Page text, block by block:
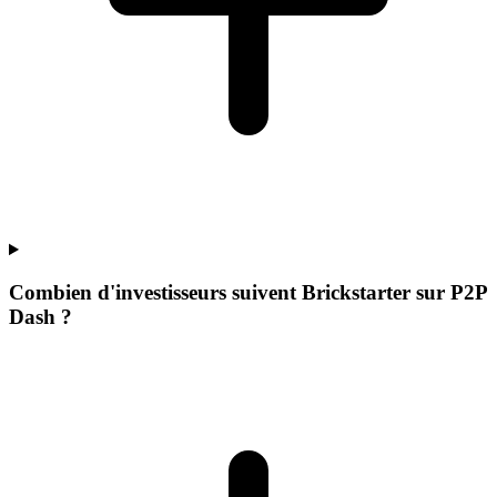
Combien d'investisseurs suivent Brickstarter sur P2P
Dash ?